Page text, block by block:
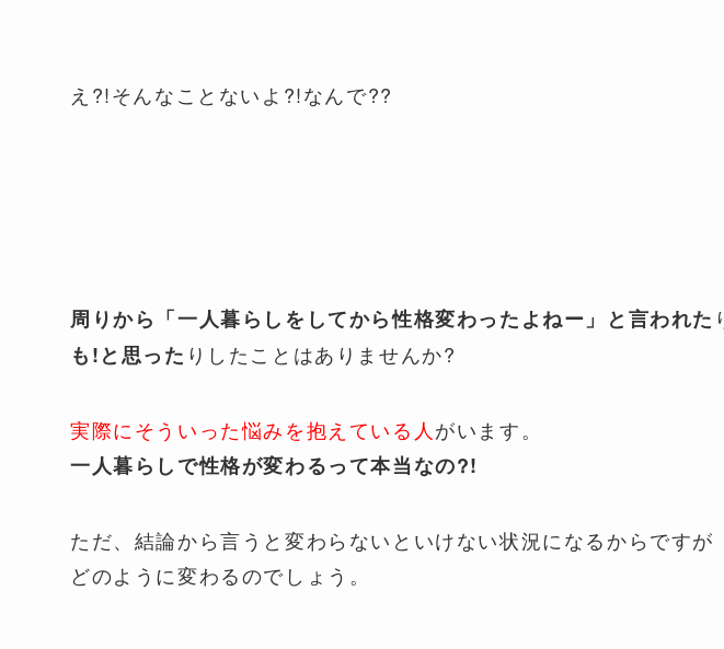
え?!そんなことないよ?!なんで??
周りから「一人暮らしをしてから性格変わったよねー」と言われた
も!と思った りしたことはありませんか?
実際にそういった悩みを抱えている人 がいます。
一人暮らしで性格が変わるって本当なの?!
ただ、結論から言うと変わらないといけない状況になるからですが
どのように変わるのでしょう。